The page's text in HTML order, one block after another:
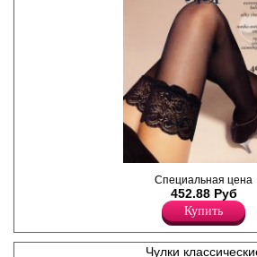
Прозрачные, матовые
с кружевной резинкой (7
на силиконе;
сформированная нога,
невидимый мысок.
Полиамид 86%
Специальная цена
452.88 Руб
Купить
Чулки